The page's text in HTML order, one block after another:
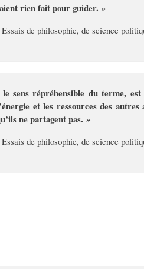
rien fait pour guider. »
de philosophie, de science
sens répréhensible du terme, est
et les ressources des autres
ne partagent pas. »
de philosophie, de science